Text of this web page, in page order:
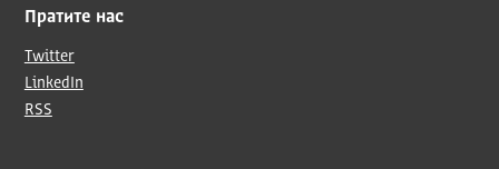
Пратите нас
Twitter
LinkedIn
RSS